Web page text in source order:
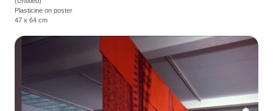
Plasticine on poster
47 x 64 cm